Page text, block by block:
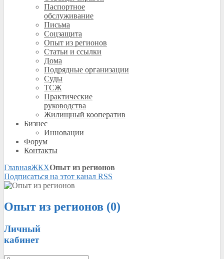
Паспортное
обслуживание
Письма
Соцзащита
Опыт из регионов
Статьи и ссылки
Дома
Подрядные организации
Суды
ТСЖ
Практические
руководства
Жилищный кооператив
Бизнес
Инновации
Форум
Контакты
ГлавнаяЖКХОпыт из регионов
Подписаться на этот канал RSS
Опыт из регионов (0)
Личный
кабинет